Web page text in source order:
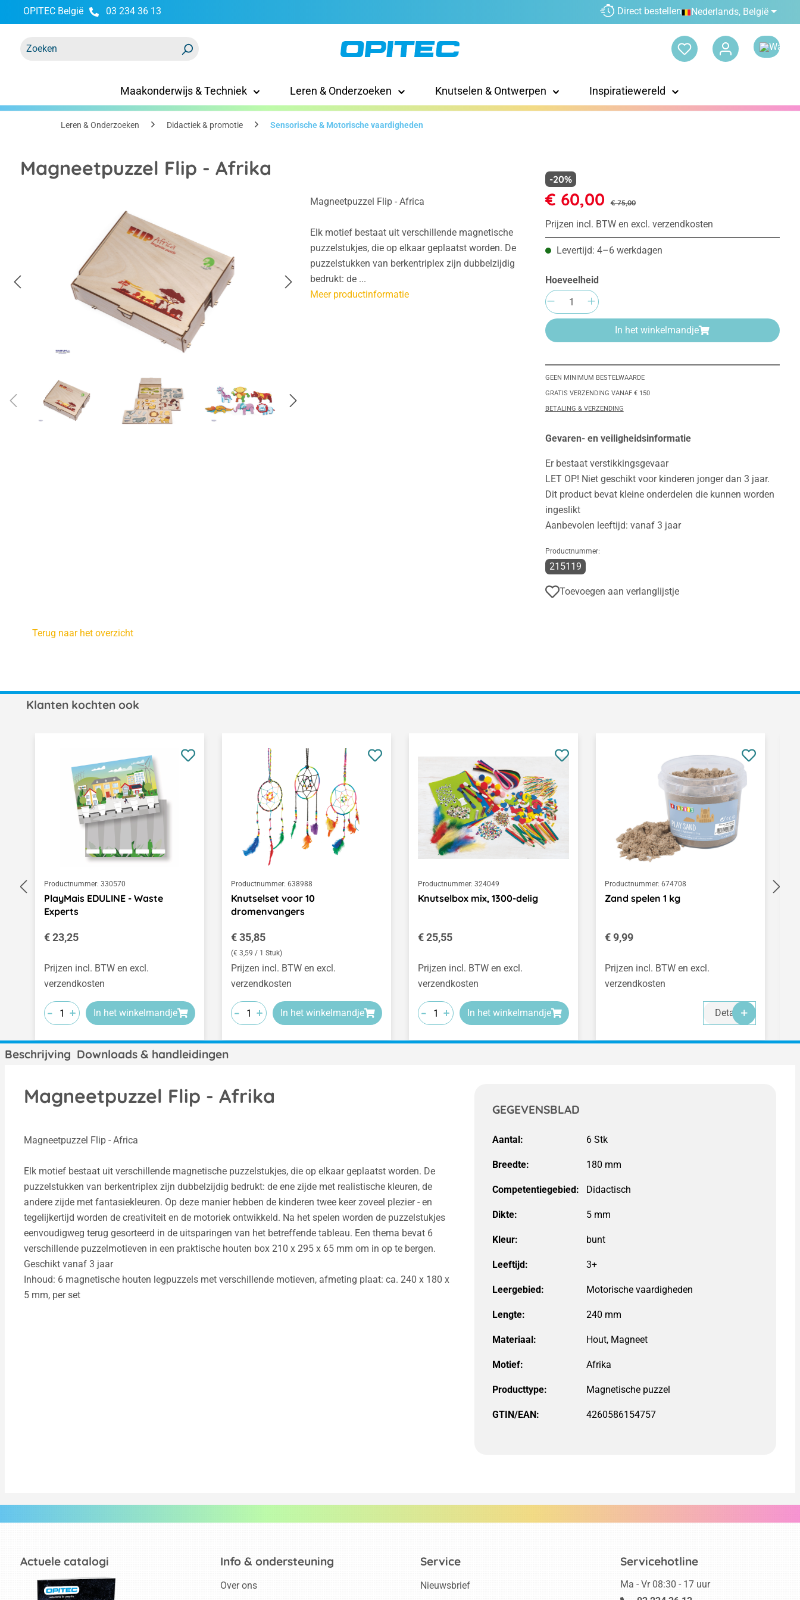
Ga naar de hoofdnavigatie
OPITEC België 03 234 36 13 Direct bestellen Nederlands, België
Maakonderwijs & Techniek Leren & Onderzoeken Knutselen & Ontwerpen Inspiratiewereld
Leren & Onderzoeken Didactiek & promotie Sensorische & Motorische vaardigheden
Magneetpuzzel Flip - Afrika
Magneetpuzzel Flip - Africa
Elk motief bestaat uit verschillende magnetische
puzzelstukjes, die op elkaar geplaatst worden. De
puzzelstukken van berkentriplex zijn dubbelzijdig
bedrukt: de ...
Meer productinformatie
€ 60,00 € 75,00
-20%
Prijzen incl. BTW en excl. verzendkosten
Levertijd: 4–6 werkdagen
Hoeveelheid
Producthoeveelheid: Voer de
In het winkelmandje
GEEN MINIMUM BESTELWAARDE
GRATIS VERZENDING VANAF € 150
BETALING & VERZENDING
Gevaren- en veiligheidsinformatie
Er bestaat verstikkingsgevaar
LET OP! Niet geschikt voor kinderen jonger dan 3 jaar.
Dit product bevat kleine onderdelen die kunnen worden
ingeslikt
Aanbevolen leeftijd: vanaf 3 jaar
Productnummer:
215119
Toevoegen aan verlanglijstje
Terug naar het overzicht
Klanten kochten ook
Productnummer: 330570
PlayMais EDULINE - Waste
Experts
Normale prijs:
€ 23,25
Prijzen incl. BTW en excl.
verzendkosten
-
-
- +
+
+ In het winkelmandje
Productnummer: 638988
Knutselset voor 10
dromenvangers
Normale prijs:
€ 35,85
(€ 3,59 / 1 Stuk)
Prijzen incl. BTW en excl.
verzendkosten
-
-
- +
+
+ In het winkelmandje
Productnummer: 324049
Knutselbox mix, 1300-delig
Normale prijs:
€ 25,55
Prijzen incl. BTW en excl.
verzendkosten
-
-
- +
+
+ In het winkelmandje
Productnummer: 674708
Zand spelen 1 kg
Normale prijs:
€ 9,99
Prijzen incl. BTW en excl.
verzendkosten
Details
Beschrijving Downloads & handleidingen
Magneetpuzzel Flip - Afrika
Magneetpuzzel Flip - Africa
Elk motief bestaat uit verschillende magnetische puzzelstukjes, die op elkaar geplaatst worden. De
puzzelstukken van berkentriplex zijn dubbelzijdig bedrukt: de ene zijde met realistische kleuren, de
andere zijde met fantasiekleuren. Op deze manier hebben de kinderen twee keer zoveel plezier - en
tegelijkertijd worden de creativiteit en de motoriek ontwikkeld. Na het spelen worden de puzzelstukjes
eenvoudigweg terug gesorteerd in de uitsparingen van het betreffende tableau. Een thema bevat 6
verschillende puzzelmotieven in een praktische houten box 210 x 295 x 65 mm om in op te bergen.
Geschikt vanaf 3 jaar
Inhoud: 6 magnetische houten legpuzzels met verschillende motieven, afmeting plaat: ca. 240 x 180 x
5 mm, per set
GEGEVENSBLAD
Aantal:
Breedte:
Competentiegebied: Didactisch
Dikte: 5 mm
Kleur:
Leeftijd: 3+
Leergebied: Motorische vaardigheden
Lengte:
Materiaal:
Motief:
Producttype:
GTIN/EAN: 4260586154757
Actuele catalogi Servicehotline
Ma - Vr 08:30 - 17 uur
Info & ondersteuning
Over ons
Service
Nieuwsbrief